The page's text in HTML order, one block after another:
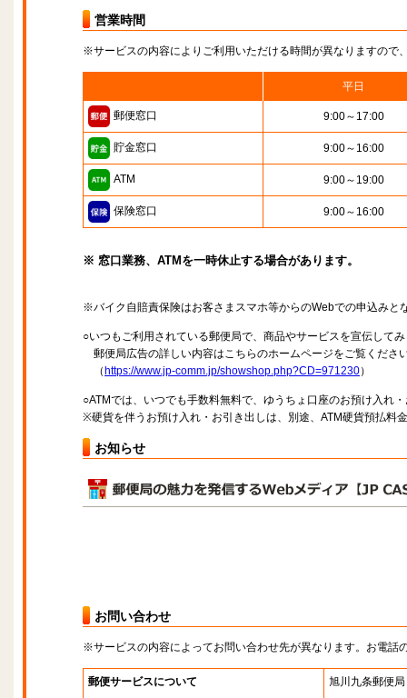
営業時間
※サービスの内容によりご利用いただける時間が異なりますので
平日
郵便窓口 9:00～17:00
貯金窓口 9:00～16:00
ATM 9:00～19:00
保険窓口 9:00～16:00
※ 窓口業務、ATMを一時休止する場合があります。
※バイク自賠責保険はお客さまスマホ等からのWebでの申込みと
○いつもご利用されている郵便局で、商品やサービスを宣伝して
郵便局広告の詳しい内容はこちらのホームページをご覧くださ
（ https://www.jp-comm.jp/showshop.php?CD=971230）
○ATMでは、いつでも手数料無料で、ゆうちょ口座のお預け入れ
※硬貨を伴うお預け入れ・お引き出しは、別途、ATM硬貨預払料
お知らせ
お問い合わせ
※サービスの内容によってお問い合わせ先が異なります。お電話
郵便サービスについて 旭川九条郵便局